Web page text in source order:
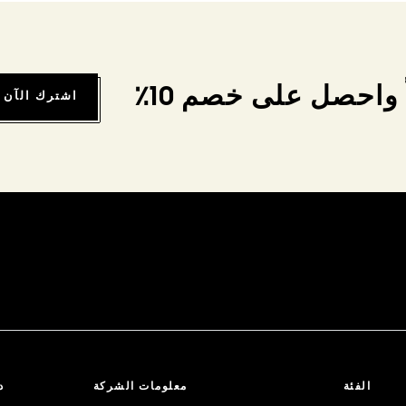
على خصم 10٪ اشترك الآن
الفئة معلومات الشركة